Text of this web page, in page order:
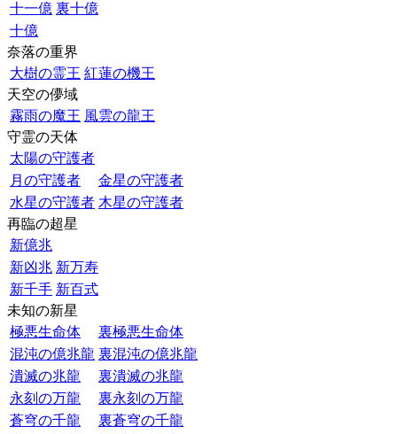
十一億 裏十億
十億
奈落の重界
大樹の霊王 紅蓮の機王
天空の儚域
霧雨の魔王 風雲の龍王
守霊の天体
太陽の守護者
月の守護者
金星の守護者
水星の守護者 木星の守護者
再臨の超星
新億兆
新凶兆 新万寿
新千手 新百式
未知の新星
極悪生命体
裏極悪生命体
混沌の億兆龍 裏混沌の億兆龍
潰滅の兆龍
裏潰滅の兆龍
永刻の万龍
裏永刻の万龍
蒼穹の千龍
裏蒼穹の千龍